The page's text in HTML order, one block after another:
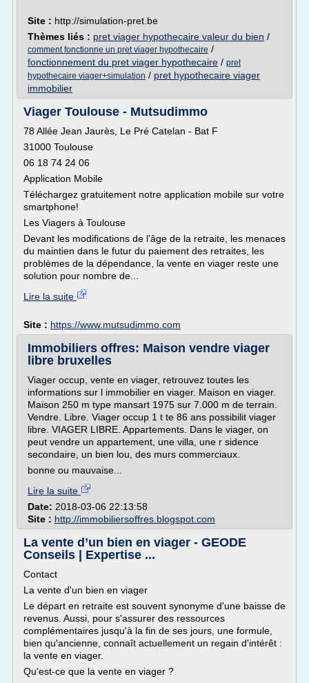
Site : http://simulation-pret.be
Thèmes liés : pret viager hypothecaire valeur du bien /
comment fonctionne un pret viager hypothecaire /
fonctionnement du pret viager hypothecaire / pret
hypothecaire viager+simulation / pret hypothecaire viager
immobilier
Viager Toulouse - Mutsudimmo
78 Allée Jean Jaurès, Le Pré Catelan - Bat F
31000 Toulouse
06 18 74 24 06
Application Mobile
Téléchargez gratuitement notre application mobile sur votre
smartphone!
Les Viagers à Toulouse
Devant les modifications de l'âge de la retraite, les menaces
du maintien dans le futur du paiement des retraites, les
problèmes de la dépendance, la vente en viager reste une
solution pour nombre de...
Lire la suite
Site : https://www.mutsudimmo.com
Immobiliers offres: Maison vendre viager
libre bruxelles
Viager occup, vente en viager, retrouvez toutes les
informations sur l immobilier en viager. Maison en viager.
Maison 250 m type mansart 1975 sur 7.000 m de terrain.
Vendre. Libre. Viager occup 1 t te 86 ans possibilit viager
libre. VIAGER LIBRE. Appartements. Dans le viager, on
peut vendre un appartement, une villa, une r sidence
secondaire, un bien lou, des murs commerciaux.
bonne ou mauvaise...
Lire la suite
Date: 2018-03-06 22:13:58
Site : http://immobiliersoffres.blogspot.com
La vente d’un bien en viager - GEODE
Conseils | Expertise ...
Contact
La vente d'un bien en viager
Le départ en retraite est souvent synonyme d'une baisse de
revenus. Aussi, pour s'assurer des ressources
complémentaires jusqu'à la fin de ses jours, une formule,
bien qu'ancienne, connaît actuellement un regain d'intérêt :
la vente en viager.
Qu'est-ce que la vente en viager ?